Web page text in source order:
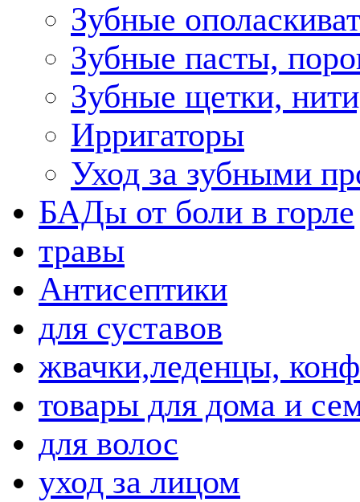
Зубные
Зубные пасты,
Зубные щетки,
Ирригаторы
Уход за зубными
БАДы от боли в горле
травы
Антисептики
для суставов
жвачки,леденцы,
товары для дома и
для волос
уход за лицом